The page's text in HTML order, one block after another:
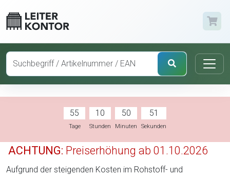
55
Tage
10
Stunden
50
Minuten
51
Sekunden
ACHTUNG: Preiserhöhung ab 01.10.2026
Aufgrund der steigenden Kosten im Rohstoff- und